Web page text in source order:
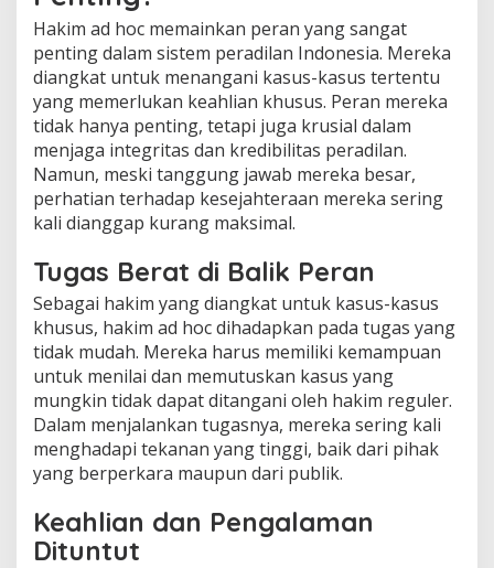
Hakim ad hoc memainkan peran yang sangat
penting dalam sistem peradilan Indonesia. Mereka
diangkat untuk menangani kasus-kasus tertentu
yang memerlukan keahlian khusus. Peran mereka
tidak hanya penting, tetapi juga krusial dalam
menjaga integritas dan kredibilitas peradilan.
Namun, meski tanggung jawab mereka besar,
perhatian terhadap kesejahteraan mereka sering
kali dianggap kurang maksimal.
Tugas Berat di Balik Peran
Sebagai hakim yang diangkat untuk kasus-kasus
khusus, hakim ad hoc dihadapkan pada tugas yang
tidak mudah. Mereka harus memiliki kemampuan
untuk menilai dan memutuskan kasus yang
mungkin tidak dapat ditangani oleh hakim reguler.
Dalam menjalankan tugasnya, mereka sering kali
menghadapi tekanan yang tinggi, baik dari pihak
yang berperkara maupun dari publik.
Keahlian dan Pengalaman
Dituntut